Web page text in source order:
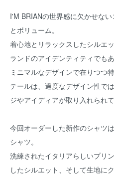
I'M BRIANの世界感に欠かせな
とボリューム。
着心地とリラックスしたシルエ
ランドのアイデンティティでもあ
ミニマルなデザインで在りつつ
テールは、過度なデザイン性で
ジやアイディアが取り入れられて
今回オーダーした新作のシャツ
シャツ。
洗練されたイタリアらしいプリ
したシルエット、そして生地に